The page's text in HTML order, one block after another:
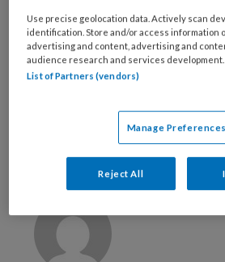
Al abonnee?Log
Reageer op dit artikel
Use precise geolocation data. Actively scan
identification. Store and/or access information
advertising and content, advertising and
audience research and services development.
List of Partners (vendors)
Manage Preferences
Reject All